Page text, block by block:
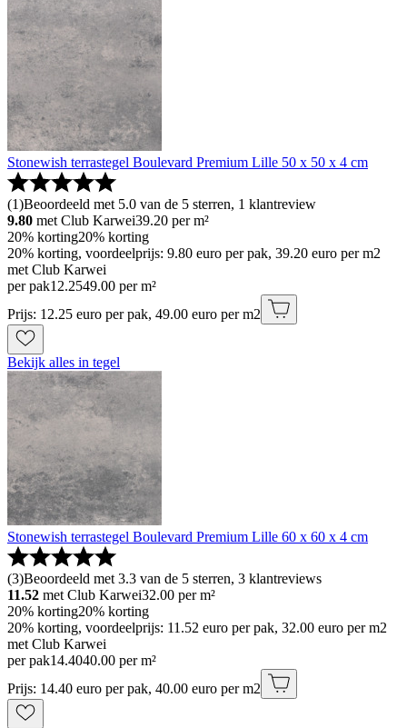
Stonewish terrastegel Boulevard Premium Lille 50 x 50 x 4 cm
(1)Beoordeeld met 5.0 van de 5 sterren, 1 klantreview
9.80 met Club Karwei39.20 per m²
20% korting20% korting
20% korting, voordeelprijs: 9.80 euro per pak, 39.20 euro per m2
met Club Karwei
per pak12.2549.00 per m²
Prijs: 12.25 euro per pak, 49.00 euro per m2
Bekijk alles in tegel
Stonewish terrastegel Boulevard Premium Lille 60 x 60 x 4 cm
(3)Beoordeeld met 3.3 van de 5 sterren, 3 klantreviews
11.52 met Club Karwei32.00 per m²
20% korting20% korting
20% korting, voordeelprijs: 11.52 euro per pak, 32.00 euro per m2
met Club Karwei
per pak14.4040.00 per m²
Prijs: 14.40 euro per pak, 40.00 euro per m2